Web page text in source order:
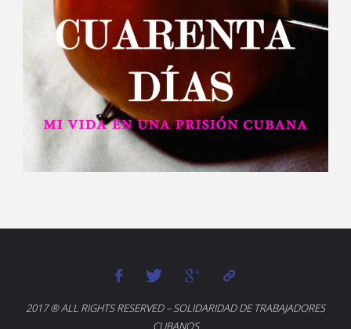
2017 ® ALL RIGHTS RESERVED – SOLIDARIDAD DE TRABAJADORES
CUBANOS